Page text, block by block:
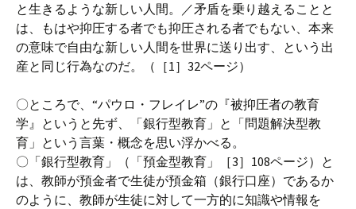
と生きるような新しい人間。／矛盾を乗り越えることと
は、もはや抑圧する者でも抑圧される者でもない、本来
の意味で自由な新しい人間を世界に送り出す、という出
産と同じ行為なのだ。（［1］32ページ）
〇ところで、“パウロ・フレイレ”の『被抑圧者の教育
学』というと先ず、「銀行型教育」と「問題解決型教
育」という言葉・概念を思い浮かべる。
〇「銀行型教育」（「預金型教育」［3］108ページ）と
は、教師が預金者で生徒が預金箱（銀行口座）であるか
のように、教師が生徒に対して一方的に知識や情報を